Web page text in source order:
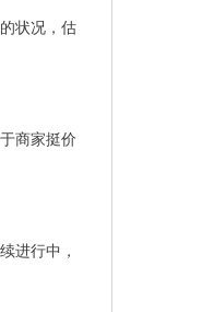
状况，估
商家挺价
进行中，